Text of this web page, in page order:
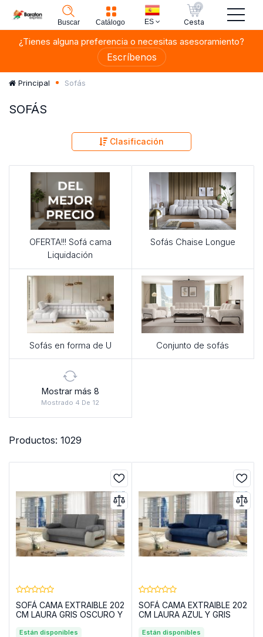
Buscar Catálogo ES
0
Cesta
¿Tienes alguna preferencia o necesitas asesoramiento?
Escríbenos
Principal Sofás
SOFÁS
Clasificación
OFERTA!!! Sofá cama
Liquidación
Sofás Chaise Longue
Sofás en forma de U Conjunto de sofás
Mostrar más 8
Mostrado 4 De 12
Productos: 1029
SOFÁ CAMA EXTRAIBLE 202
CM LAURA GRIS OSCURO Y
Están disponibles
SOFÁ CAMA EXTRAIBLE 202
CM LAURA AZUL Y GRIS
Están disponibles